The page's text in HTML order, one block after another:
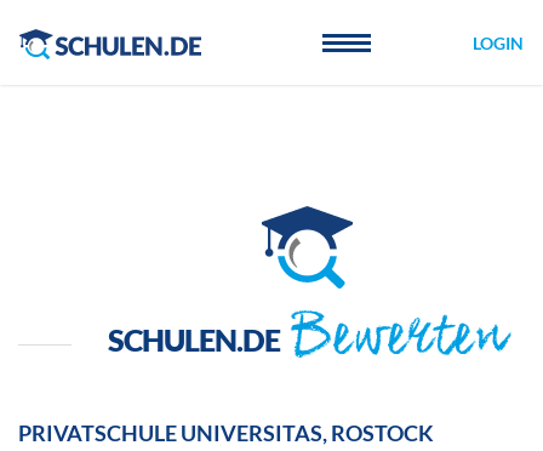
LOGIN
SCHULEN.DE Bewerten
PRIVATSCHULE UNIVERSITAS, ROSTOCK